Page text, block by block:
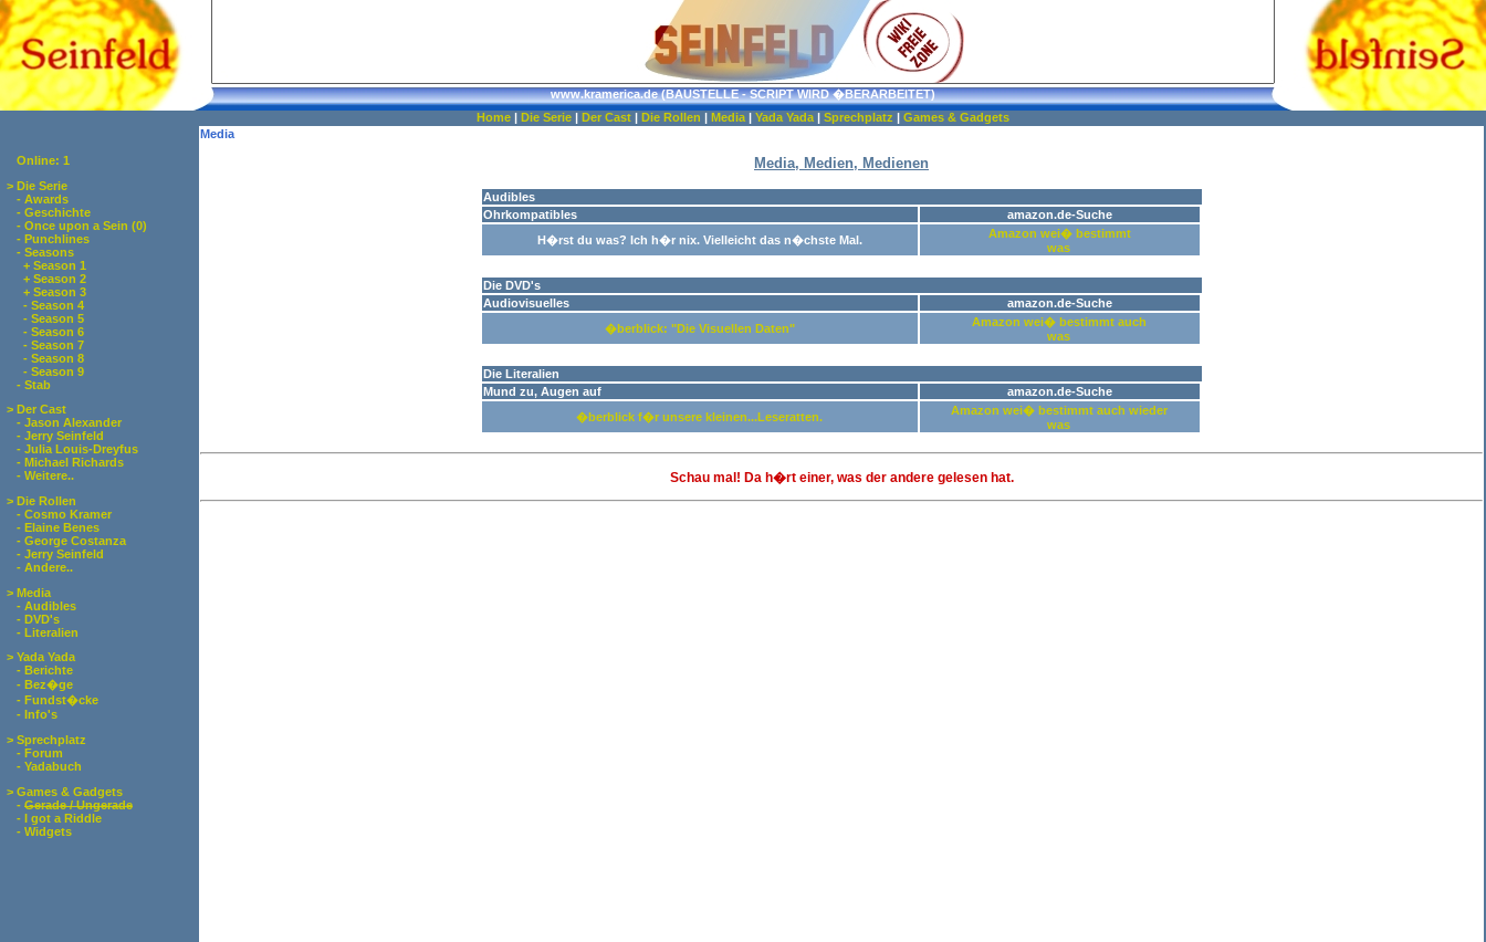
www.kramerica.de (BAUSTELLE - SCRIPT WIRD �BERARBEITET)
Home | Die Serie | Der Cast | Die Rollen | Media | Yada Yada | Sprechplatz | Games & Gadgets
Online: 1
> Die Serie
- Awards
- Geschichte
- Once upon a Sein (0)
- Punchlines
- Seasons
+ Season 1
+ Season 2
+ Season 3
- Season 4
- Season 5
- Season 6
- Season 7
- Season 8
- Season 9
- Stab
> Der Cast
- Jason Alexander
- Jerry Seinfeld
- Julia Louis-Dreyfus
- Michael Richards
- Weitere..
> Die Rollen
- Cosmo Kramer
- Elaine Benes
- George Costanza
- Jerry Seinfeld
- Andere..
> Media
- Audibles
- DVD's
- Literalien
> Yada Yada
- Berichte
- Bez�ge
- Fundst�cke
- Info's
> Sprechplatz
- Forum
- Yadabuch
> Games & Gadgets
- Gerade / Ungerade
- I got a Riddle
- Widgets
Media
Media, Medien, Medienen
Audibles
Ohrkompatibles
amazon.de-Suche
H�rst du was? Ich h�r nix. Vielleicht das n�chste Mal.
Amazon wei� bestimmt
was
Die DVD's
Audiovisuelles
amazon.de-Suche
�berblick: "Die Visuellen Daten"
Amazon wei� bestimmt auch
was
Die Literalien
Mund zu, Augen auf
amazon.de-Suche
�berblick f�r unsere kleinen...Leseratten.
Amazon wei� bestimmt auch wieder
was
Schau mal! Da h�rt einer, was der andere gelesen hat.